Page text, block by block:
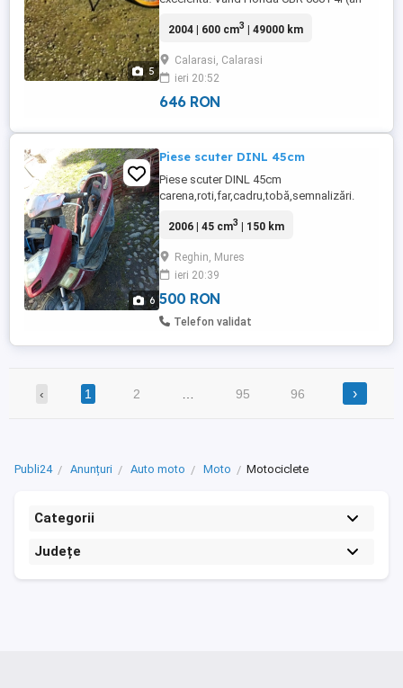
5
echilibrată între sport și confort, ideală
lungi. Motor 600cc, 4 cilindri, 110 CP trage
impecabil Cutie de viteze precisă,
ambreiaj ...
2004 | 600 cm3 | 49000 km
Calarasi, Calarasi
ieri 20:52
646 RON
6
Piese scuter DINL 45cm
Piese scuter DINL 45cm
carena,roti,far,cadru,tobă,semnalizări.
2006 | 45 cm3 | 150 km
Reghin, Mures
ieri 20:39
500 RON
Telefon validat
‹ 1 2 95 96 ›
Publi24 Anunțuri Auto moto Moto Motociclete
Categorii
Județe